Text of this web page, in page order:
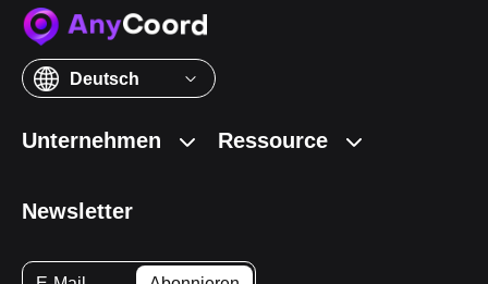
Deutsch
Unternehmen Ressource
Newsletter